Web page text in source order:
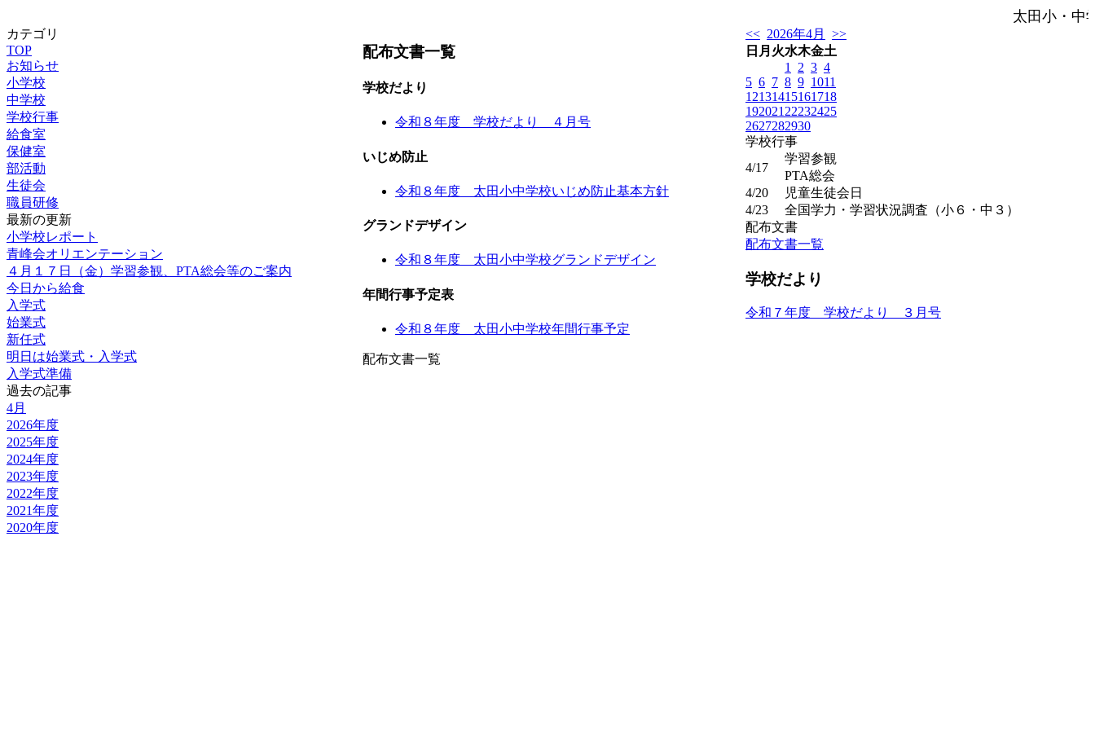
太田小・中
カテゴリ
TOP
お知らせ
小学校
中学校
学校行事
給食室
保健室
部活動
生徒会
職員研修
最新の更新
小学校レポート
青峰会オリエンテーション
４月１７日（金）学習参観、PTA総会等のご案内
今日から給食
入学式
始業式
新任式
明日は始業式・入学式
入学式準備
過去の記事
4月
2026年度
2025年度
2024年度
2023年度
2022年度
2021年度
2020年度
配布文書一覧
学校だより
令和８年度 学校だより ４月号
いじめ防止
令和８年度 太田小中学校いじめ防止基本方針
グランドデザイン
令和８年度 太田小中学校グランドデザイン
年間行事予定表
令和８年度 太田小中学校年間行事予定
配布文書一覧
<< 2026年4月
>>
日 月 火水木金土
1
2 3 4
5 6 7 8 9 1011
12131415161718
192021 22232425
2627282930
学校行事
4/17
学習参観
PTA総会
4/20
児童生徒会日
4/23
全国学力・学習状況調査（小６・中３）
配布文書
配布文書一覧
学校だより
令和７年度 学校だより ３月号